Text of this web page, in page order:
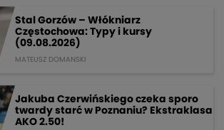
Stal Gorzów – Włókniarz
Częstochowa: Typy i kursy
(09.08.2026)
MATEUSZ DOMANSKI
Jakuba Czerwińskiego czeka sporo
twardy starć w Poznaniu? Ekstraklasa
AKO 2.50!